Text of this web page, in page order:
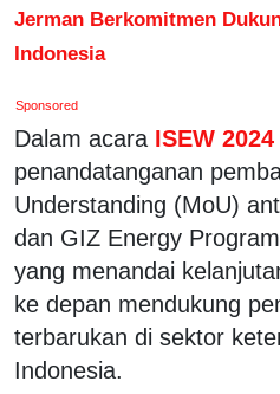
Jerman Berkomitmen
Indonesia
Sponsored
Dalam acara ISEW 2024
penandatanganan
Understanding (MoU)
dan GIZ Energy
yang menandai
ke depan mendukung
terbarukan di sektor
Indonesia.